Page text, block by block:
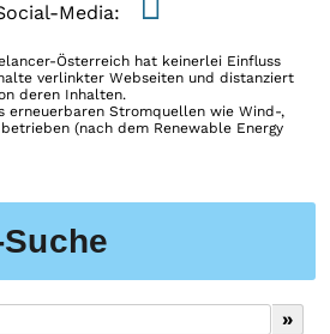
Media:
Österreich hat keinerlei Einfluss
verlinkter Webseiten und distanziert
deren Inhalten.
erneuerbaren Stromquellen wie Wind-,
(nach dem Renewable Energy